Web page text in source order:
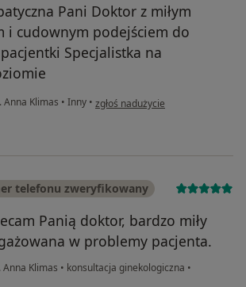
Pani Doktor z miłym
i cudownym podejściem do
Specjalistka na
Anna Klimas • Inny • w opinii użytkownika Ewelina
zgłoś nadużycie
telefonu zweryfikowany
Panią doktor, bardzo miły
w problemy pacjenta.
Anna Klimas • konsultacja ginekologiczna •